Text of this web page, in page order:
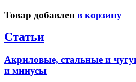
Товар добавлен в корзину
Статьи
Акриловые, стальные и
и минусы